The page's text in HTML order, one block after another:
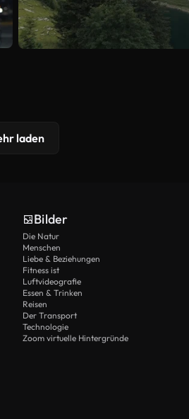
laden
Bilder
Die Natur
Menschen
Liebe & Beziehungen
Fitness ist
Luftvideografie
Essen & Trinken
Reisen
Der Transport
Technologie
Zoom virtuelle Hintergründe